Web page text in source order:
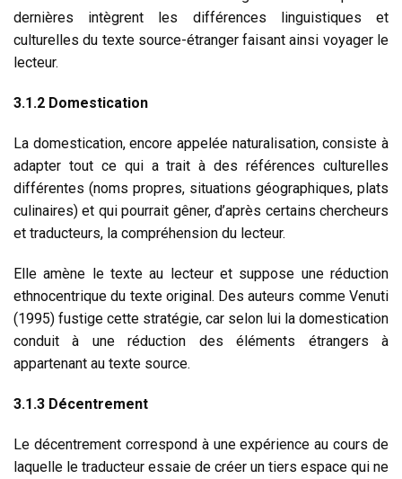
dernières intègrent les différences linguistiques et
culturelles du texte source-étranger faisant ainsi voyager le
lecteur.
3.1.2 Domestication
La domestication, encore appelée naturalisation, consiste à
adapter tout ce qui a trait à des références culturelles
différentes (noms propres, situations géographiques, plats
culinaires) et qui pourrait gêner, d’après certains chercheurs
et traducteurs, la compréhension du lecteur.
Elle amène le texte au lecteur et suppose une réduction
ethnocentrique du texte original. Des auteurs comme Venuti
(1995) fustige cette stratégie, car selon lui la domestication
conduit à une réduction des éléments étrangers à
appartenant au texte source.
3.1.3 Décentrement
Le décentrement correspond à une expérience au cours de
laquelle le traducteur essaie de créer un tiers espace qui ne